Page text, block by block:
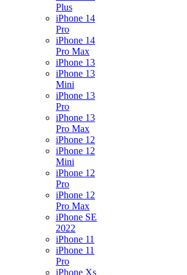
Plus
iPhone 14
Pro
iPhone 14
Pro Max
iPhone 13
iPhone 13
Mini
iPhone 13
Pro
iPhone 13
Pro Max
iPhone 12
iPhone 12
Mini
iPhone 12
Pro
iPhone 12
Pro Max
iPhone SE
2022
iPhone 11
iPhone 11
Pro
iPhone Xs